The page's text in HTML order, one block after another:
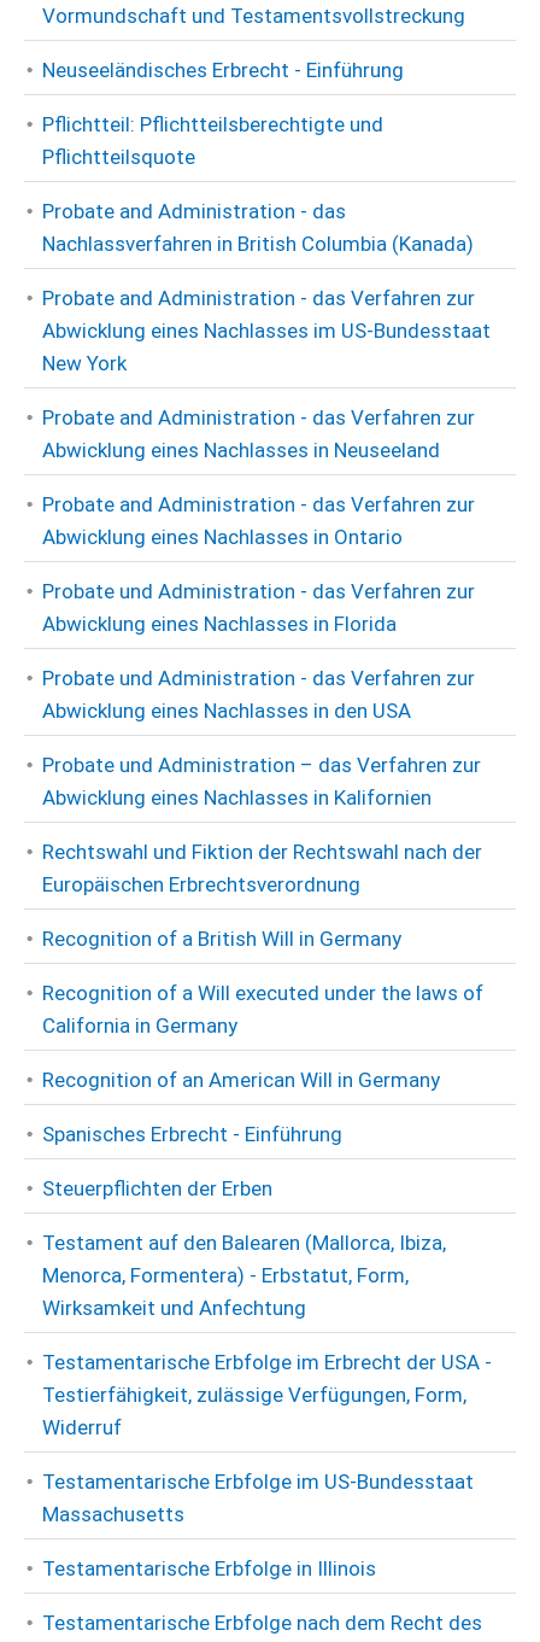
Vormundschaft und Testamentsvollstreckung
Neuseeländisches Erbrecht - Einführung
Pflichtteil: Pflichtteilsberechtigte und
Pflichtteilsquote
Probate and Administration - das
Nachlassverfahren in British Columbia (Kanada)
Probate and Administration - das Verfahren zur
Abwicklung eines Nachlasses im US-Bundesstaat
New York
Probate and Administration - das Verfahren zur
Abwicklung eines Nachlasses in Neuseeland
Probate and Administration - das Verfahren zur
Abwicklung eines Nachlasses in Ontario
Probate und Administration - das Verfahren zur
Abwicklung eines Nachlasses in Florida
Probate und Administration - das Verfahren zur
Abwicklung eines Nachlasses in den USA
Probate und Administration – das Verfahren zur
Abwicklung eines Nachlasses in Kalifornien
Rechtswahl und Fiktion der Rechtswahl nach der
Europäischen Erbrechtsverordnung
Recognition of a British Will in Germany
Recognition of a Will executed under the laws of
California in Germany
Recognition of an American Will in Germany
Spanisches Erbrecht - Einführung
Steuerpflichten der Erben
Testament auf den Balearen (Mallorca, Ibiza,
Menorca, Formentera) - Erbstatut, Form,
Wirksamkeit und Anfechtung
Testamentarische Erbfolge im Erbrecht der USA -
Testierfähigkeit, zulässige Verfügungen, Form,
Widerruf
Testamentarische Erbfolge im US-Bundesstaat
Massachusetts
Testamentarische Erbfolge in Illinois
Testamentarische Erbfolge nach dem Recht des